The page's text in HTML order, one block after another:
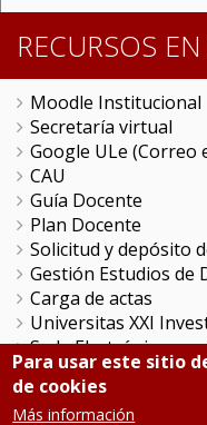
RECURSOS
Moodle Institucional
Secretaría virtual
Google ULe (Correo
CAU
Guía Docente
Plan Docente
Solicitud y depósito
Gestión Estudios de
Carga de actas
Universitas XXI
Sede Electrónica
Tramitador unileon
Perfil del Contratante
Para usar este sitio
de cookies
Más información